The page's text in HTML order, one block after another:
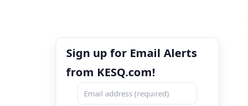
Sign up for Email Alerts
from KESQ.com!